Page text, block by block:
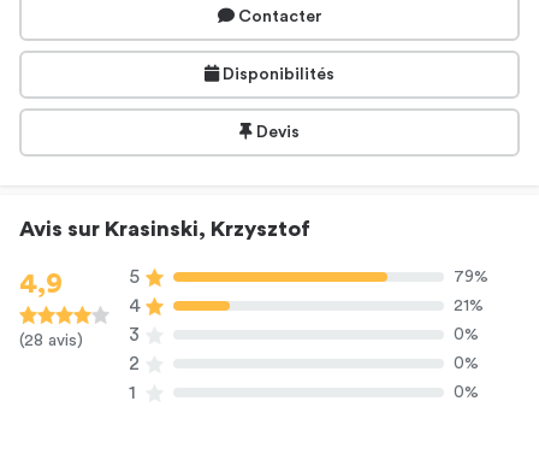
Contacter
Disponibilités
Devis
Avis sur Krasinski, Krzysztof
4,9
(28 avis)
5 79%
4 21%
3 0%
2 0%
1 0%